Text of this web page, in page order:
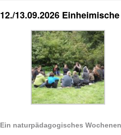
12./13.09.2026
Ein naturpädagogisches